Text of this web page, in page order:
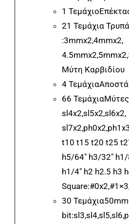
1
21 Τεμάχια
:3mmx2,4mmx2,
Μύτη Καρβιδίου
4
66
sl4x2,sl5x2,sl6x2,
t10 t15 t20 t25
h5/64″ h3/32″
h1/4″ h2 h2.5 h3
30